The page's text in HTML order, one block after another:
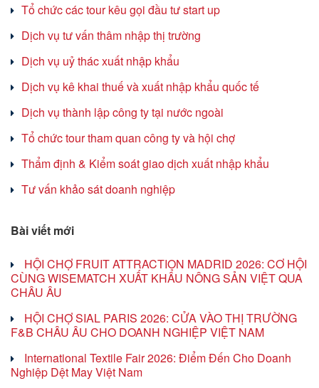
Tổ chức các tour kêu gọi đầu tư start up
Dịch vụ tư vấn thâm nhập thị trường
Dịch vụ uỷ thác xuất nhập khẩu
Dịch vụ kê khai thuế và xuất nhập khẩu quốc tế
Dịch vụ thành lập công ty tại nước ngoài
Tổ chức tour tham quan công ty và hội chợ
Thẩm định & Kiểm soát giao dịch xuất nhập khẩu
Tư vấn khảo sát doanh nghiệp
Bài viết mới
HỘI CHỢ FRUIT ATTRACTION MADRID 2026: CƠ HỘI
CÙNG WISEMATCH XUẤT KHẨU NÔNG SẢN VIỆT QUA
CHÂU ÂU
HỘI CHỢ SIAL PARIS 2026: CỬA VÀO THỊ TRƯỜNG
F&B CHÂU ÂU CHO DOANH NGHIỆP VIỆT NAM
International Textile Fair 2026: Điểm Đến Cho Doanh
Nghiệp Dệt May Việt Nam